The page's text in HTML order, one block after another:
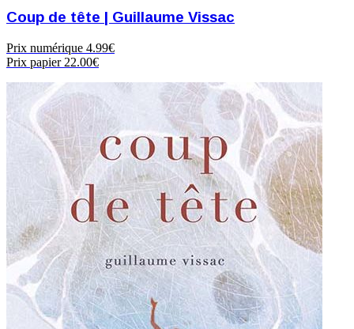
Coup de tête | Guillaume Vissac
Prix numérique 4.99€
Prix papier22.00€